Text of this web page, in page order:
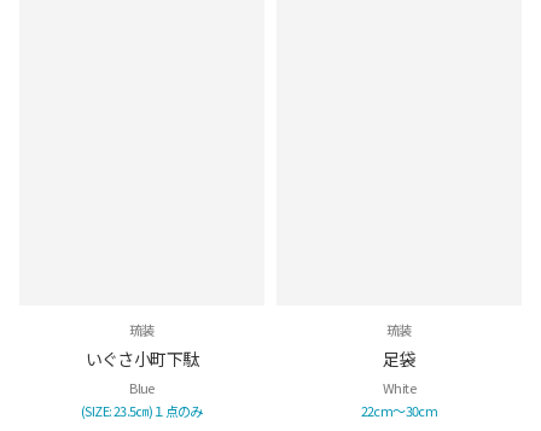
琉装
いぐさ小町下駄
Blue
(SIZE: 23.5㎝)１点のみ
琉装
足袋
White
22cm～30cm